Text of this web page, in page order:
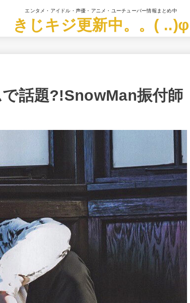
エンタメ・アイドル・声優・アニメ・ユーチューバー情報まとめ中
きじキジ更新中。。( ..)φ
話題?!SnowMan振付師